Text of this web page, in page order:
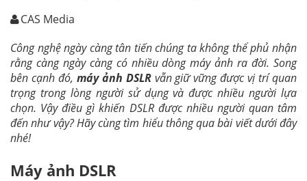
CAS Media
Công nghệ ngày càng tân tiến chúng ta không thể phủ nhận
rằng càng ngày càng có nhiều dòng máy ảnh ra đời. Song
bên cạnh đó, máy ảnh DSLR vẫn giữ vững được vị trí quan
trọng trong lòng người sử dụng và được nhiều người lựa
chọn. Vậy điều gì khiến DSLR được nhiều người quan tâm
đến như vậy? Hãy cùng tìm hiểu thông qua bài viết dưới đây
nhé!
Máy ảnh DSLR